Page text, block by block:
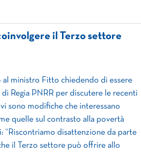
il Terzo settore
al ministro Fitto chiedendo di essere
Regia PNRR per discutere le recenti
sono modifiche che interessano
quelle sul contrasto alla povertà
“Riscontriamo disattenzione da parte
il Terzo settore può offrire allo